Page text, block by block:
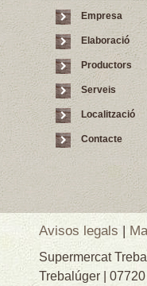
Empresa
Elaboració
Productors
Serveis
Localització
Contacte
Avisos legals |
Supermercat
Trebalúger |